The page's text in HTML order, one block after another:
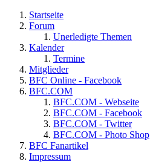
Startseite
Forum
Unerledigte Themen
Kalender
Termine
Mitglieder
BFC Online - Facebook
BFC.COM
BFC.COM - Webseite
BFC.COM - Facebook
BFC.COM - Twitter
BFC.COM - Photo Shop
BFC Fanartikel
Impressum